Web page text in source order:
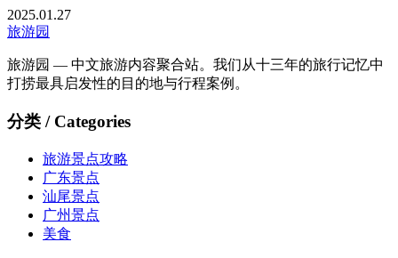
2025.01.27
旅游园
旅游园 — 中文旅游内容聚合站。我们从十三年的旅行记忆中
打捞最具启发性的目的地与行程案例。
分类 / Categories
旅游景点攻略
广东景点
汕尾景点
广州景点
美食